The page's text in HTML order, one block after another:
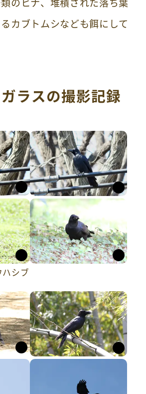
カブトムシなども餌にして
ラスの撮影記録
シブ